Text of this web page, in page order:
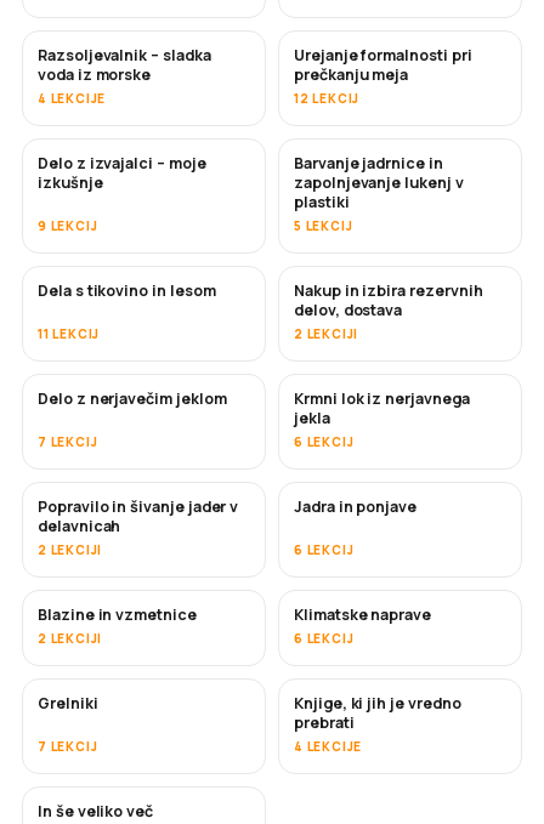
KMALU
Razsoljevalnik – sladka
voda iz morske
4 LEKCIJE
Urejanje formalnosti pri
prečkanju meja
12 LEKCIJ
KMALU
Delo z izvajalci – moje
izkušnje
9 LEKCIJ
KMALU
Barvanje jadrnice in
zapolnjevanje lukenj v
plastiki
5 LEKCIJ
Dela s tikovino in lesom
11 LEKCIJ
KMALU
Nakup in izbira rezervnih
delov, dostava
2 LEKCIJI
KMALU
Delo z nerjavečim jeklom
7 LEKCIJ
Krmni lok iz nerjavnega
jekla
6 LEKCIJ
KMALU
Popravilo in šivanje jader v
delavnicah
2 LEKCIJI
Jadra in ponjave
6 LEKCIJ
Blazine in vzmetnice
2 LEKCIJI
KMALU
Klimatske naprave
6 LEKCIJ
KMALU
Grelniki
7 LEKCIJ
KMALU
Knjige, ki jih je vredno
prebrati
4 LEKCIJE
KMALU
In še veliko več